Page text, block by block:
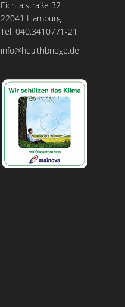
Eichtalstraße 32
22041 Hamburg
Tel: 040.3410771-21
info@healthbridge.de